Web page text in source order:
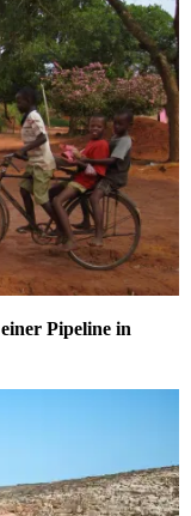
Pipeline in